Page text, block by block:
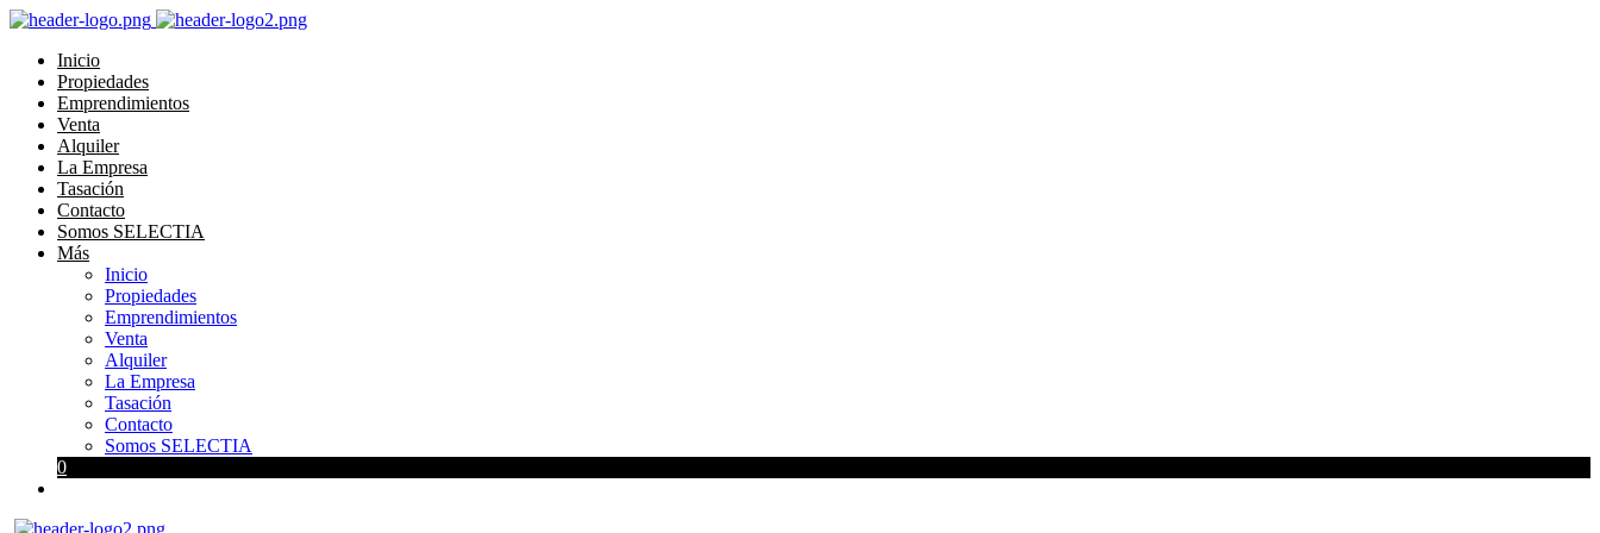
Inicio
Propiedades
Emprendimientos
Venta
Alquiler
La Empresa
Tasación
Contacto
Somos SELECTIA
Más
Inicio
Propiedades
Emprendimientos
Venta
Alquiler
La Empresa
Tasación
Contacto
Somos SELECTIA
0